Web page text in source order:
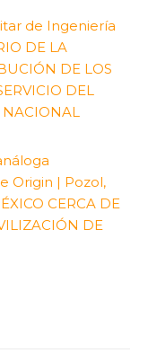
de Ingeniería
DE LA
DE LOS
DEL
Origin | Pozol,
CERCA DE
DE